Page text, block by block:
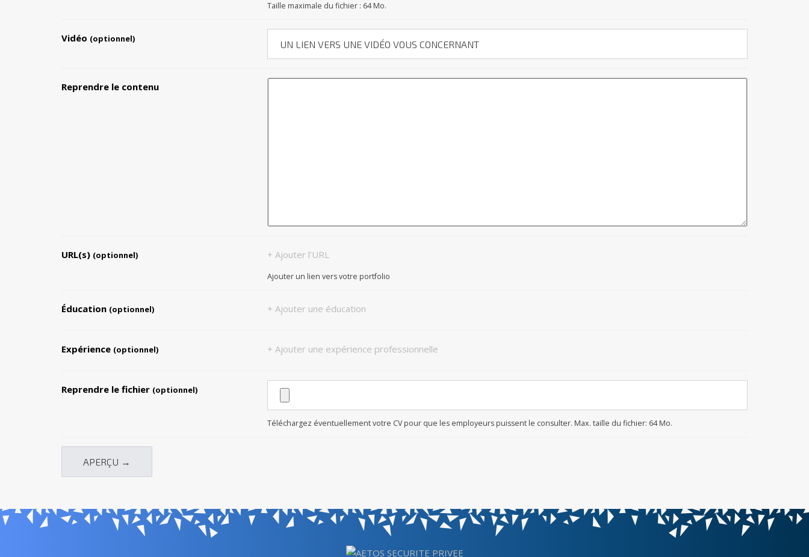
Taille maximale du fichier : 64 Mo.
Vidéo (optionnel)
Reprendre le contenu
URL(s) (optionnel) + Ajouter l'URL
Ajouter un lien vers votre portfolio
Éducation (optionnel) + Ajouter une éducation
Expérience (optionnel) + Ajouter une expérience professionnelle
Reprendre le fichier (optionnel)
Téléchargez éventuellement votre CV pour que les employeurs puissent le consulter. Max. taille du fichier: 64 Mo.